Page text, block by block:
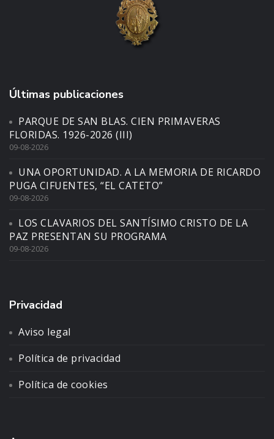
Últimas publicaciones
PARQUE DE SAN BLAS. CIEN PRIMAVERAS
FLORIDAS. 1926-2026 (III)
09-08-2026
UNA OPORTUNIDAD. A LA MEMORIA DE RICARDO
PUGA CIFUENTES, “EL CATETO”
09-08-2026
LOS CLAVARIOS DEL SANTÍSIMO CRISTO DE LA
PAZ PRESENTAN SU PROGRAMA
09-08-2026
Privacidad
Aviso legal
Política de privacidad
Política de cookies